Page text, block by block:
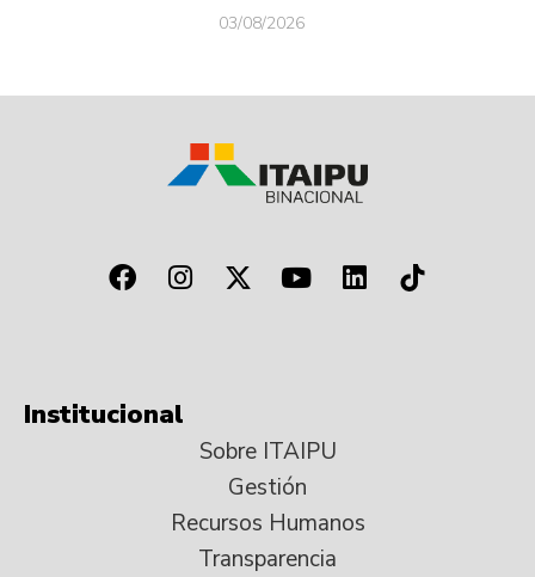
03/08/2026
Institucional
Sobre ITAIPU
Gestión
Recursos Humanos
Transparencia